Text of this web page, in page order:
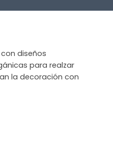
diseños
para realzar
la decoración con